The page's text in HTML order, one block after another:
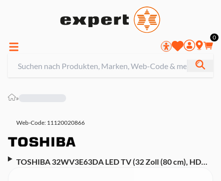
0
»
Web-Code: 11120020866
TOSHIBA 32WV3E63DA LED TV (32 Zoll (80 cm), HD